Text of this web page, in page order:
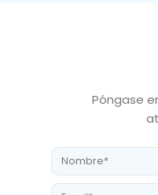
Póngase